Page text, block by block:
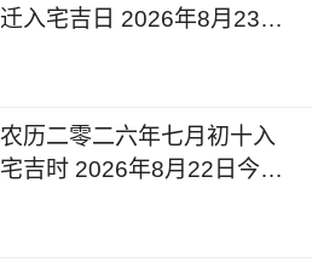
迁入宅吉日 2026年8月23日
农历二零二六年七月初十入
宅吉时 2026年8月22日今天